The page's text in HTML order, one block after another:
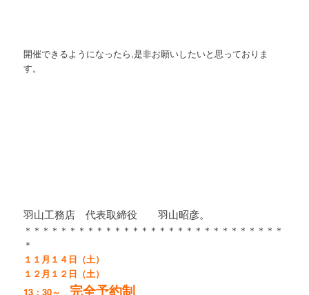
開催できるようになったら,是非お願いしたいと思っておりま
す。
羽山工務店 代表取締役 羽山昭彦。
＊＊＊＊＊＊＊＊＊＊＊＊＊＊＊＊＊＊＊＊＊＊＊＊＊＊＊＊＊
＊
１１月１４日（土）
１２月１２日（土）
13：30～ 完全予約制